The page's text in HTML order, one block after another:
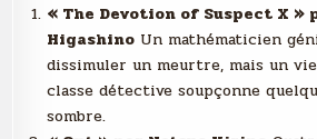
« The Devotion of Suspect X »
Higashino Un mathématicien
dissimuler un meurtre, mais un
classe détective soupçonne
sombre.